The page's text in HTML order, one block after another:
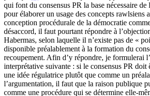
qui font du consensus PR la base nécessaire
pour élaborer un usage des concepts rawlsiens
conception procédurale de la démocratie
désaccord, il faut pourtant répondre à
Habermas, selon laquelle il n’existe pas de «
disponible préalablement à la formation du
recoupement. Afin d’y répondre, je formulerai
interprétative suivante : si le consensus PR doit
une idée régulatrice plutôt que comme un
l’argumentation, il faut que la raison publique
comme une procédure qui se détermine elle-